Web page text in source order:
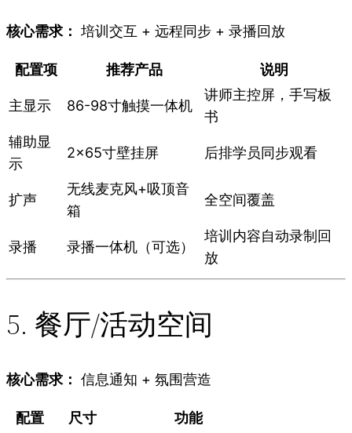
核心需求： 培训交互 + 远程同步 + 录播回放
配置项 推荐产品 说明
主显示 86-98寸触摸一体机
讲师主控屏，手写板
书
辅助显
示
2×65寸壁挂屏 后排学员同步观看
扩声
无线麦克风+吸顶音
箱
全空间覆盖
录播 录播一体机（可选）
培训内容自动录制回
放
5. 餐厅/活动空间
核心需求： 信息通知 + 氛围营造
配置 尺寸
功能